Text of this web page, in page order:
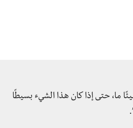
ما، حتى إذا كان هذا الشيء بسيطًا